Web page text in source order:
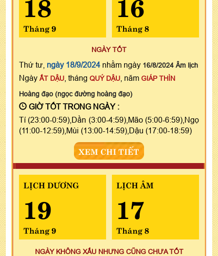
Tháng 9 Tháng 8
NGÀY TỐT
Thứ tư, ngày 18/9/2024 nhằm ngày 16/8/2024 Âm lịch
Ngày ẤT DẬU , tháng QUÝ DẬU , năm GIÁP THÌN
Hoàng đạo (ngọc đường hoàng đạo)
GIỜ TỐT TRONG NGÀY :
Tí (23:00-0:59),Dần (3:00-4:59),Mão (5:00-6:59),Ngọ
(11:00-12:59),Mùi (13:00-14:59),Dậu (17:00-18:59)
XEM CHI TIẾT
LỊCH DƯƠNG
19
Tháng 9
LỊCH ÂM
17
Tháng 8
NGÀY KHÔNG XẤU NHƯNG CŨNG CHƯA TỐT